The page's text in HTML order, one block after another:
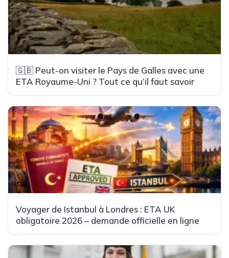
🇬🇧 Peut-on visiter le Pays de Galles avec une
ETA Royaume-Uni ? Tout ce qu’il faut savoir
Voyager de Istanbul à Londres : ETA UK
obligatoire 2026 – demande officielle en ligne